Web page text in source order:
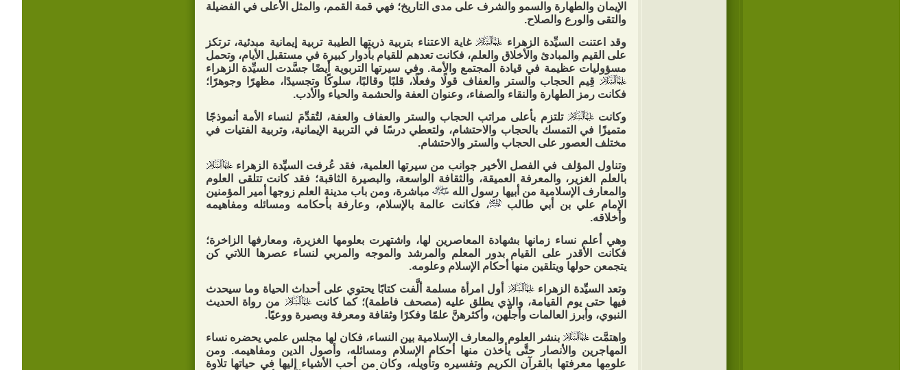
الإيمان والطهارة والسمو والشرف على مدى التاريخ؛ فهي قمة القمم، والمثل الأعلى في الفضيلة
والتقى والورع والصلاح.
وقد اعتنت السيِّدة الزهراء
غاية الاعتناء بتربية ذريتها الطيبة تربية إيمانية مبدئية، ترتكز
على القيم والمبادئ والأخلاق والعلم، فكانت تعدهم للقيام بأدوار كبيرة في مستقبل الأيام، وتحمل
مسؤوليات عظيمة في قيادة المجتمع والأمة. وفي سيرتها التربوية أيضًا جسَّدت السيِّدة الزهراء
قِيم الحجاب والستر والعفاف قولًا وفعلًا، قلبًا وقالبًا، سلوكًا وتجسيدًا، مظهرًا وجوهرًا؛
فكانت رمز الطهارة والنقاء والصفاء، وعنوان العفة والحشمة والحياء والأدب.
وكانت
تلتزم بأعلى مراتب الحجاب والستر والعفاف والعفة، لتُقدِّمَ لنساء الأمة أنموذجًا
متميزًا في التمسك بالحجاب والاحتشام، ولتعطي درسًا في التربية الإيمانية، وتربية الفتيات في
مختلف العصور على الحجاب والستر والاحتشام.
وتناول المؤلف في الفصل الأخير جوانب من سيرتها العلمية، فقد عُرفت السيِّدة الزهراء
بالعلم الغزير، والمعرفة العميقة، والثقافة الواسعة، والبصيرة الثاقبة؛ فقد كانت تتلقى العلوم
والمعارف الإسلامية من أبيها رسول الله
مباشرة، ومن باب مدينة العلم زوجها أمير المؤمنين
الإمام علي بن أبي طالب
، فكانت عالمة بالإسلام، وعارفة بأحكامه ومسائله ومفاهيمه
وأخلاقه.
وهي أعلم نساء زمانها بشهادة المعاصرين لها، واشتهرت بعلومها الغزيرة، ومعارفها الزاخرة؛
فكانت الأقدر على القيام بدور المعلم والمرشد والموجه والمربي لنساء عصرها اللاتي كن
يتجمعن حولها ويتلقين منها أحكام الإسلام وعلومه.
وتعد السيِّدة الزهراء
أول امرأة مسلمة ألَّفت كتابًا يحتوي على أحداث الحياة وما سيحدث
فيها حتى يوم القيامة، والذي يطلق عليه (مصحف فاطمة)؛ كما كانت
من رواة الحديث
النبوي، وأبرز العالمات وأجلَّهن، وأكثرهنَّ علمًا وفكرًا وثقافة ومعرفة وبصيرة ووعيًا.
واهتمَّت
بنشر العلوم والمعارف الإسلامية بين النساء، فكان لها مجلس علمي يحضره نساء
المهاجرين والأنصار حتَّى يأخذن منها أحكام الإسلام ومسائله، وأصول الدين ومفاهيمه. ومن
علومها معرفتها بالقرآن الكريم وتفسيره وتأويله، وكان من أحب الأشياء إليها في حياتها تلاوة